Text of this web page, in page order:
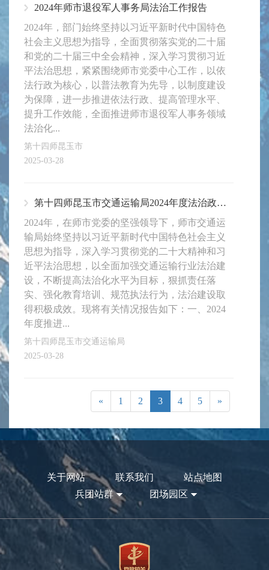
2024年师市退役军人事务局法治工作报告
2024年，部门始终坚持以习近平新时代中国特色
社会主义思想为指导，全面贯彻落实党的二十届
和党的二十届三中全会精神，深入学习贯彻习近
平法治思想，紧紧围绕师市党委中心工作，以依
法行政为核心，以普法教育为先导，以制度建设
为保障，进一步推进依法行政、提高管理水平、
提升工作效能，全面推进师市退役军人事务领域
法治化...
第十四师昆玉市
2025-03-28
第十四师昆玉市交通运输局2024年度法治政府建设工作报告
2024年，在师市党委的坚强领导下，师市交通运
输局始终坚持以习近平新时代中国特色社会主义
思想为指导，深入学习贯彻党的二十大精神和习
近平法治思想，以全面加强交通运输行业法治建
设，不断提高法治化水平为目标，狠抓责任落
实、强化教育培训、规范执法行为，法治建设取
得积极成效。现将有关情况报告如下：一、2024
年度推进...
第十四师昆玉市交通运输局
2025-03-28
« 1 2 3 4 5 »
关于网站 联系我们
站点地图
兵团站群
团场园区